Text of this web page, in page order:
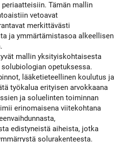
Tämän mallin
vetoavat
merkittävästi
ja ymmärtämistasoa alkeellisen
mallin yksityiskohtaisesta
opetuksessa.
lääketieteellinen koulutus ja
työkalua erityisen arvokkaana
ja soluelinten toiminnan
erinomaisena viitekohtana
edistyneistä aiheista, jotka
solurakenteesta.